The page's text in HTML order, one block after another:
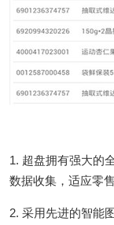
1. 超盘拥有强大的
数据收集，适应零
2. 采用先进的智能